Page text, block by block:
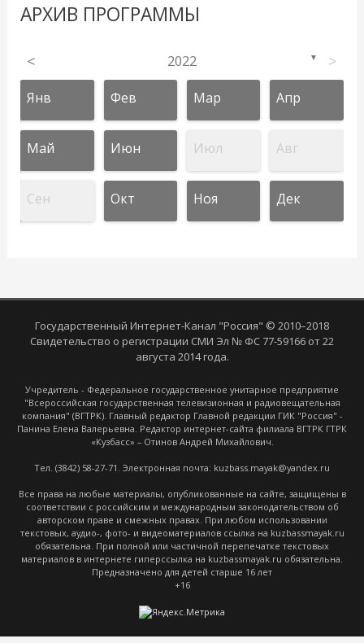
АРХИВ ПРОГРАММЫ
< 2022 ▼ >
Янв Фев Мар Апр
Май Июн Июл Авг
Сен Окт Ноя Дек
Государственный Интернет-Канал "Россия" © 2010–2018
Свидетельство о регистрации СМИ Эл № ФС 77-59166 от 22
августа 2014 года.
Учредитель - Федеральное государственное унитарное предприятие
"Всероссийская государственная телевизионная и радиовещательная
компания" (ВГТРК). Главный редактор Главной редакции ГИК "Россия" -
Панина Елена Валерьевна. Редактор интернет-сайта филиала ВГТРК ГТРК
«Кузбасс» – Отинов Андрей Михайлович.
Тел. (3842) 58-27-71. Электронная почта: kuzbass.mayak@yandex.ru
Все права на любые материалы, опубликованные на сайте, защищены в
соответствии с российским и международным законодательством об
авторском праве и смежных правах. При любом использовании
текстовых, аудио-, фото- и видеоматериалов ссылка на kuzbassmayak.ru
обязательна. При полной или частичной перепечатке текстовых
материалов в интернете гиперссылка на kuzbassmayak.ru обязательна.
Предназначено для детей старше 16 лет
+16